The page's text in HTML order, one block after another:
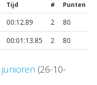
Tijd # Punten
00:12.89 2
80
00:01:13.85 2 80
(26-10-